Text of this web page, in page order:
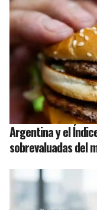
Argentina y el
sobrevaluadas del